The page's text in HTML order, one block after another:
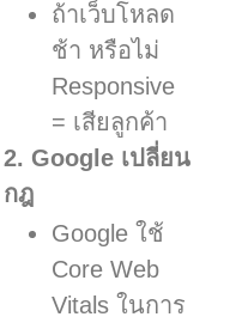
ถ้าเว็บโหลด
ช้า หรือไม่
Responsive
= เสียลูกค้า
2. Google เปลี่ยน
กฎ
Google ใช้
Core Web
Vitals ในการ